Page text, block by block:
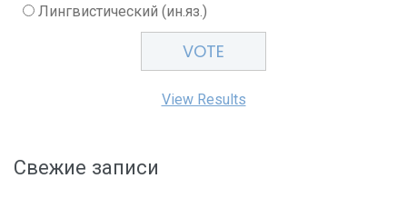
Лингвистический (ин.яз.)
View Results
Свежие записи